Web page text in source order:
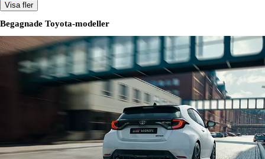
Visa fler
Begagnade Toyota-modeller